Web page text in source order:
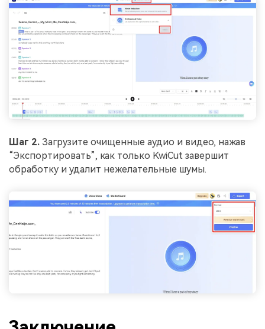
Шаг 2. Загрузите очищенные аудио и видео, нажав
“Экспортировать”, как только KwiCut завершит
обработку и удалит нежелательные шумы.